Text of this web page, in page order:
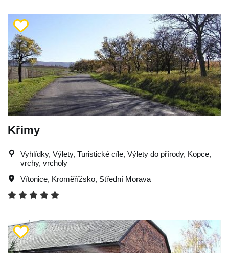
Křimy
Vyhlídky, Výlety, Turistické cíle, Výlety do přírody, Kopce,
vrchy, vrcholy
Vítonice, Kroměřížsko, Střední Morava